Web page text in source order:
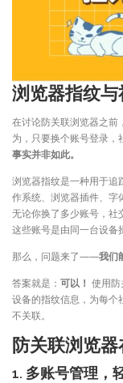
浏览器指纹
在讨论防关联浏览器之前
为，只要换个账号登录，
事实并非如此。
浏览器指纹是一种用于追
作系统、浏览器插件、字
无论你换了多少账号，社
这些账号是由同一台设备
那么，问题来了——我们
答案就是： 可以！ 使用
设备的指纹信息，为每个
不关联。
防关联浏览
1. 多账号管理，